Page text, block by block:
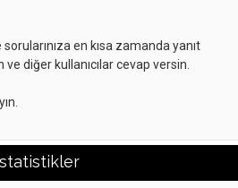
en kısa zamanda yanıt
diğer kullanıcılar cevap versin.